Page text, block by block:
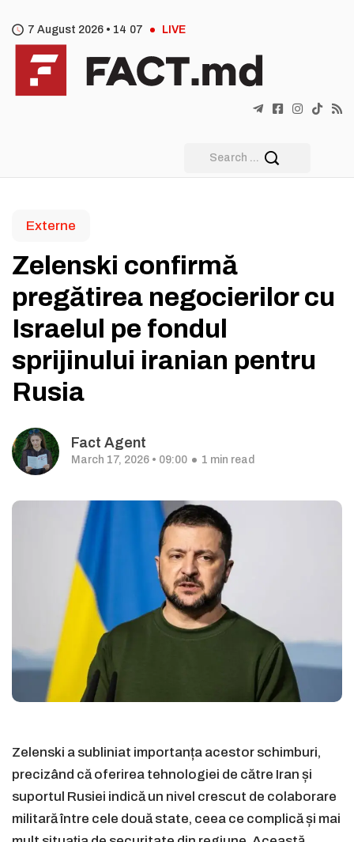
7 August 2026 • 14 07 LIVE
Externe
Zelenski confirmă
pregătirea negocierilor cu
Israelul pe fondul
sprijinului iranian pentru
Rusia
Fact Agent
March 17, 2026 • 09:00 1 min read
Zelenski a subliniat importanța acestor schimburi,
precizând că oferirea tehnologiei de către Iran și
suportul Rusiei indică un nivel crescut de colaborare
militară între cele două state, ceea ce complică și mai